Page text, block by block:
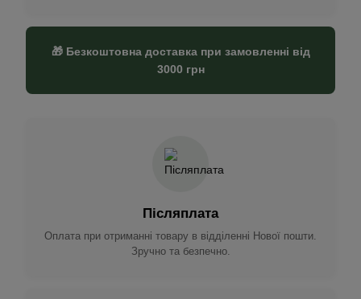
🎁 Безкоштовна доставка при замовленні від
3000 грн
Післяплата
Оплата при отриманні товару в відділенні Нової пошти.
Зручно та безпечно.